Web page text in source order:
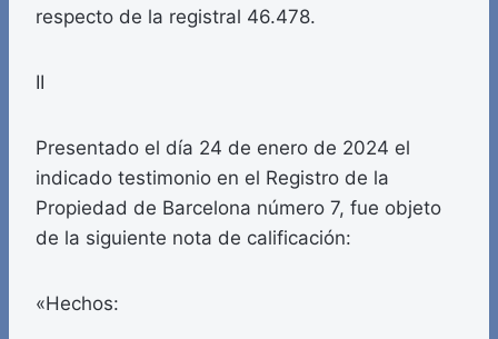
respecto de la registral 46.478.
II
Presentado el día 24 de enero de 2024 el
indicado testimonio en el Registro de la
Propiedad de Barcelona número 7, fue objeto
de la siguiente nota de calificación:
«Hechos: